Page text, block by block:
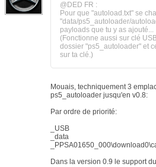
@DED FR :
Pour que "autoload.txt" se
"data/ps5_autoloader/
payloads que tu y as ajouté...
(Fonctionne aussi sur clé
dossier "ps5_autoloader" et
sur ta clé.)
Mouais, techniquement 3
ps5_autoloader jusqu'en v0.8:
Par ordre de priorité:
_USB
_data
Dans la version 0.9 le support